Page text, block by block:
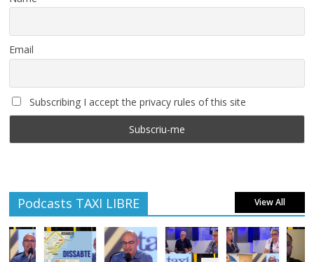
Email
Subscribing I accept the privacy rules of this site
Podcasts TAXI LIBRE View All